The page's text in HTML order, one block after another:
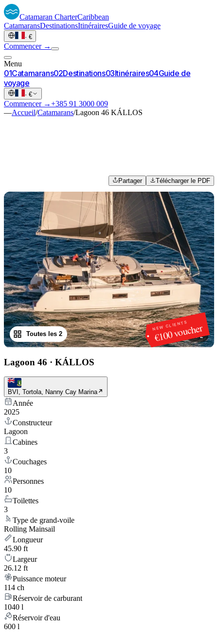
Catamaran CharterCaribbean
CatamaransDestinationsItinérairesGuide de voyage
· €
Commencer →
Menu
01Catamarans02Destinations03Itinéraires04Guide de
voyage
· €
Commencer →+385 91 3000 009
—Accueil/Catamarans/Lagoon 46 KÁLLOS
Partager Télécharger le PDF
NEW CLIENTS
€100 voucher
1 /2
Toutes les 2
Lagoon 46 · KÁLLOS
BVI, Tortola, Nanny Cay Marina
Année
2025
Constructeur
Lagoon
Cabines
3
Couchages
10
Personnes
10
Toilettes
3
Type de grand-voile
Rolling Mainsail
Longueur
45.90 ft
Largeur
26.12 ft
Puissance moteur
114 ch
Réservoir de carburant
1040 l
Réservoir d'eau
600 l